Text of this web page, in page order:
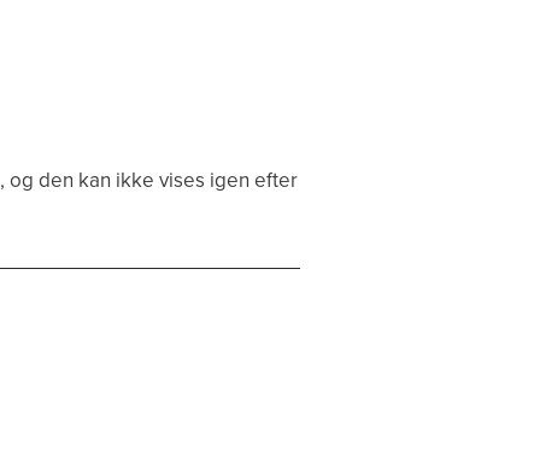
og den kan ikke vises igen efter